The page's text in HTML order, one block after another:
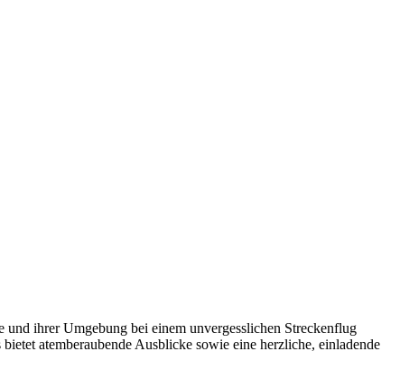
ihrer Umgebung bei einem unvergesslichen Streckenflug
atemberaubende Ausblicke sowie eine herzliche, einladende